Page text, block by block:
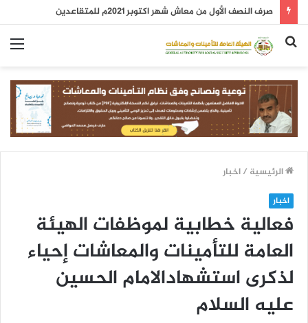
صرف النصف الأول من معاش شهر اكتوبر 2021م للمتقاعدين
بحث
الرئيسية /اخبار
اخبار
فعالية خطابية لموظفات الهيئة
العامة للتأمينات والمعاشات إحياء
لذكرى استشهادالامام الحسين
عليه السلام